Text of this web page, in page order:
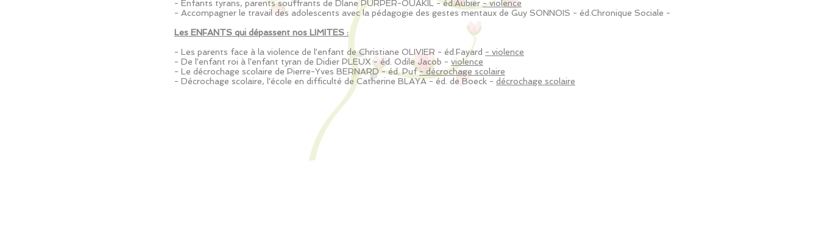
- Enfants tyrans, parents souffrants de DIane PURPER-OUAKIL - éd.Aubier - violence
- Accompagner le travail des adolescents avec la pédagogie des gestes mentaux de Guy SONNOIS - éd.Chronique Sociale -
Les ENFANTS qui dépassent nos LIMITES :
- Les parents face à la violence de l'enfant de Christiane OLIVIER - éd.Fayard - violence
- De l'enfant roi à l'enfant tyran de Didier PLEUX - éd. Odile Jacob - violence
- Le décrochage scolaire de Pierre-Yves BERNARD - éd. Puf- décrochage scolaire
- Décrochage scolaire, l'école en difficulté de Catherine BLAYA - éd. de Boeck - décrochage scolaire